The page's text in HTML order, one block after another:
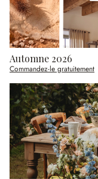
Automne 2026
Commandez-le gratuitement